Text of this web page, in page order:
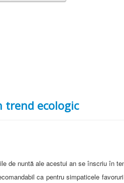
ecologic
de nuntă ale acestui an se înscriu în
ca pentru simpaticele